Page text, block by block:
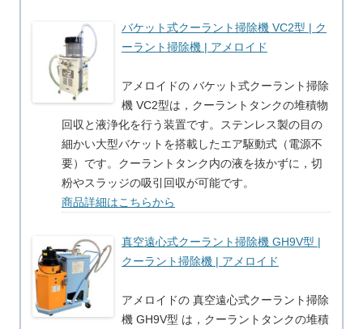
バケット式クーラント掃除機 VC2型 | ク
ーラント掃除機 | アメロイド
アメロイドの バケット式クーラント掃除
機 VC2型は，クーラントタンクの堆積物
回収と液浄化を行う装置です。ステンレス製の目の
細かい大型バケットを搭載したエア駆動式（電源不
要）です。クーラントタンク内の液を抜かずに，切
粉やスラッジの吸引回収が可能です。
商品詳細はこちらから
真空遠心式クーラント掃除機 GH9V型 |
クーラント掃除機 | アメロイド
アメロイドの 真空遠心式クーラント掃除
機 GH9V型 は，クーラントタンクの堆積